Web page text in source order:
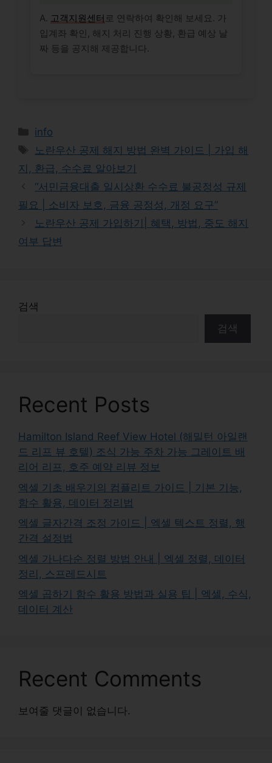
A. 고객지원센터 로 연락하여 확인해 보세요. 가
입계좌 확인, 해지 처리 진행 상황, 환급 예상 날
짜 등을 공지해 제공합니다.
Categories
info
Tags
노란우산 공제 해지 방법 완벽 가이드 | 가입 해
지, 환급, 수수료 알아보기
“서민금융대출 일시상환 수수료 불공정성 규제
필요 | 소비자 보호, 금융 공정성, 개정 요구”
노란우산 공제 가입하기| 혜택, 방법, 중도 해지
여부 답변
검색
검색
Recent Posts
Hamilton Island Reef View Hotel (해밀턴 아일랜
드 리프 뷰 호텔) 조식 가능 주차 가능 그레이트 배
리어 리프, 호주 예약 리뷰 정보
엑셀 기초 배우기의 컴플리트 가이드 | 기본 기능,
함수 활용, 데이터 정리법
엑셀 글자간격 조정 가이드 | 엑셀 텍스트 정렬, 행
간격 설정법
엑셀 가나다순 정렬 방법 안내 | 엑셀 정렬, 데이터
정리, 스프레드시트
엑셀 곱하기 함수 활용 방법과 실용 팁 | 엑셀, 수식,
데이터 계산
Recent Comments
보여줄 댓글이 없습니다.